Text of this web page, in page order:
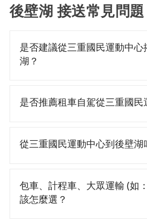
後壁湖 接送常見問題
是否建議從三重國民運動中
湖？
時、較貴！從最早06:26一直
約200元、車程約10分鐘。抵
人票價1,490元，再用10分鐘
程車，搭上小黃後約花144分
後壁湖 (屏東縣恆春鎮) 的目的
是否推薦租車自駕從三重國民
在車上休息，那在新北市三重
約$1,500，九人座如
T5，一天$4,500起，油錢（每
從三重國民運動中心到後壁湖
灣大車隊、Uber、Line Taxi
到車，也可考慮打電話至附近
包車、計程車、大眾運輸 (如
該怎麼選？